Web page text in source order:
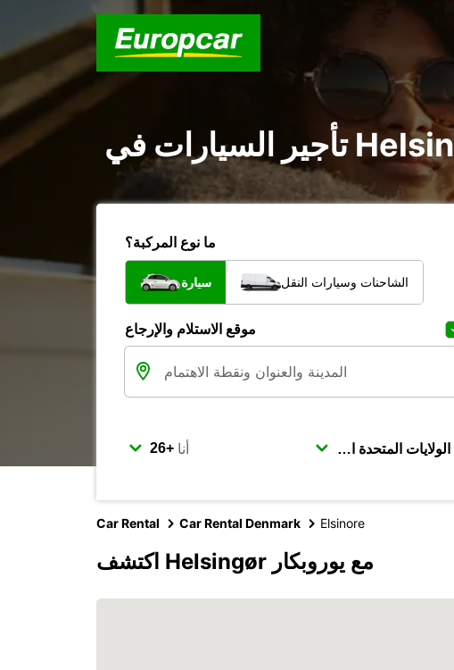
ما نوع المركبة؟
سيارة الشاحنات وسيارات النقل
موقع الاستلام والإرجاع
أنا
Car Rental Car Rental Denmark Elsinore
اكتشف Helsingør مع يوروبكار